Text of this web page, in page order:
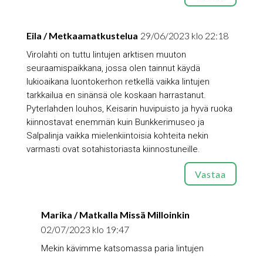
Eila / Metkaamatkustelua 29/06/2023 klo 22:18
Virolahti on tuttu lintujen arktisen muuton
seuraamispaikkana, jossa olen tainnut käydä
lukioaikana luontokerhon retkellä vaikka lintujen
tarkkailua en sinänsä ole koskaan harrastanut.
Pyterlahden louhos, Keisarin huvipuisto ja hyvä ruoka
kiinnostavat enemmän kuin Bunkkerimuseo ja
Salpalinja vaikka mielenkiintoisia kohteita nekin
varmasti ovat sotahistoriasta kiinnostuneille.
Vastaa
Marika / Matkalla Missä Milloinkin
02/07/2023 klo 19:47
Mekin kävimme katsomassa paria lintujen